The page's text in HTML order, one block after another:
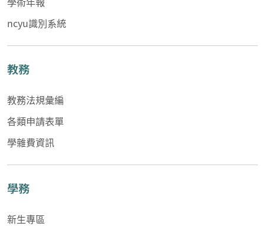
ncyu識別系統
教務
教務法規彙編
各類申請表單
學雜費資訊
學務
新生專區